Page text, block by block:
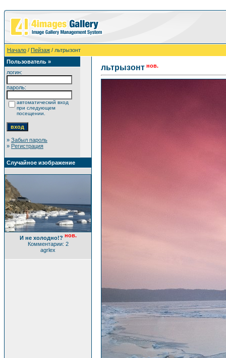
Начало / Пейзаж / льтрызонт
Пользователь »
логин:
пароль:
автоматический вход
при следующем
посещении.
» Забыл пароль
» Регистрация
Случайное изображение
И не холодно!? нов.
Комментарии: 2
agrlex
льтрызонт нов.